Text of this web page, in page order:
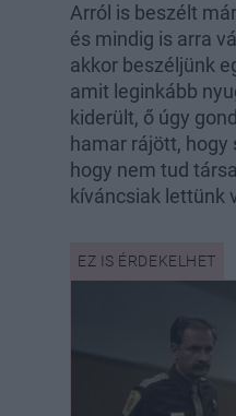
Arról is beszélt
és mindig is arra
akkor beszéljünk
amit leginkább
kiderült, ő úgy
hamar rájött, hogy
hogy nem tud
kíváncsiak lettünk